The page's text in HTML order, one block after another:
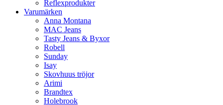
Reflexprodukter
Varumärken
Anna Montana
MAC Jeans
Tasty Jeans & Byxor
Robell
Sunday
Isay
Skovhuus tröjor
Arimi
Brandtex
Holebrook